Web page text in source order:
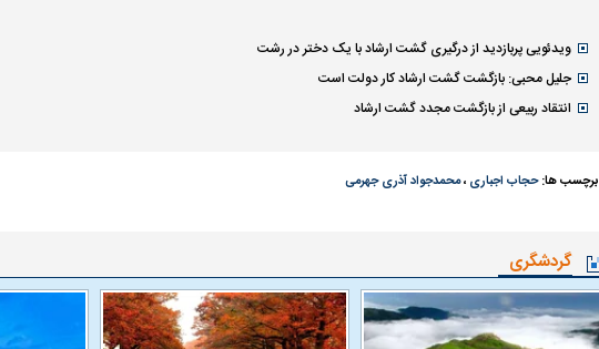
ویدئویی پربازدید از درگیری گشت ارشاد با یک دختر در رشت
جلیل محبی: بازگشت گشت ارشاد کار دولت است
انتقاد ربیعی از بازگشت مجدد گشت ارشاد
برچسب ها:حجاب اجباری ،محمدجواد آذری جهرمی
گردشگری